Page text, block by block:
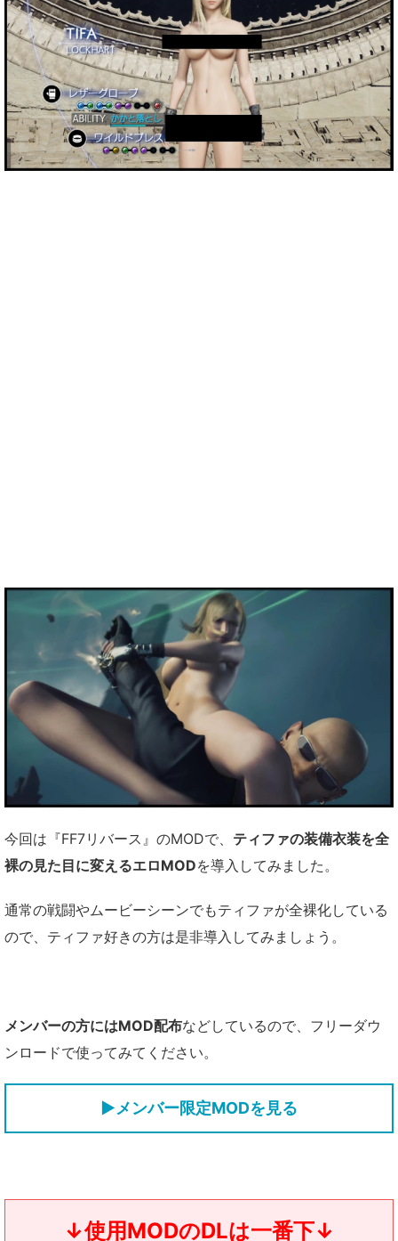
今回は『FF7リバース』のMODで、 ティファの装備衣装を全
裸の見た目に変えるエロMODを導入してみました。
通常の戦闘やムービーシーンでもティファが全裸化している
ので、ティファ好きの方は是非導入してみましょう。
メンバーの方にはMOD配布などしているので、フリーダウ
ンロードで使ってみてください。
▶メンバー限定MODを見る
↓使用MODのDLは一番下↓